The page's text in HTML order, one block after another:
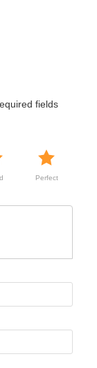
fields
Perfect